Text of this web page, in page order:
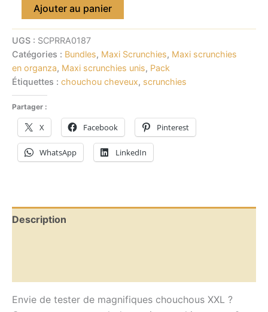
Ajouter au panier
UGS : SCPRRA0187
Catégories : Bundles, Maxi Scrunchies, Maxi scrunchies
en organza, Maxi scrunchies unis, Pack
Étiquettes : chouchou cheveux, scrunchies
Partager :
X Facebook Pinterest
WhatsApp LinkedIn
Description
Envie de tester de magnifiques chouchous XXL ?